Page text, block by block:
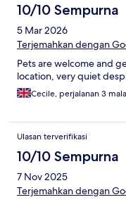
10/10 Sempurna
5 Mar 2026
Terjemahkan dengan
Pets are welcome and
location, very quiet
Cecile, perjalanan 3
Ulasan terverifikasi
10/10 Sempurna
7 Nov 2025
Terjemahkan dengan